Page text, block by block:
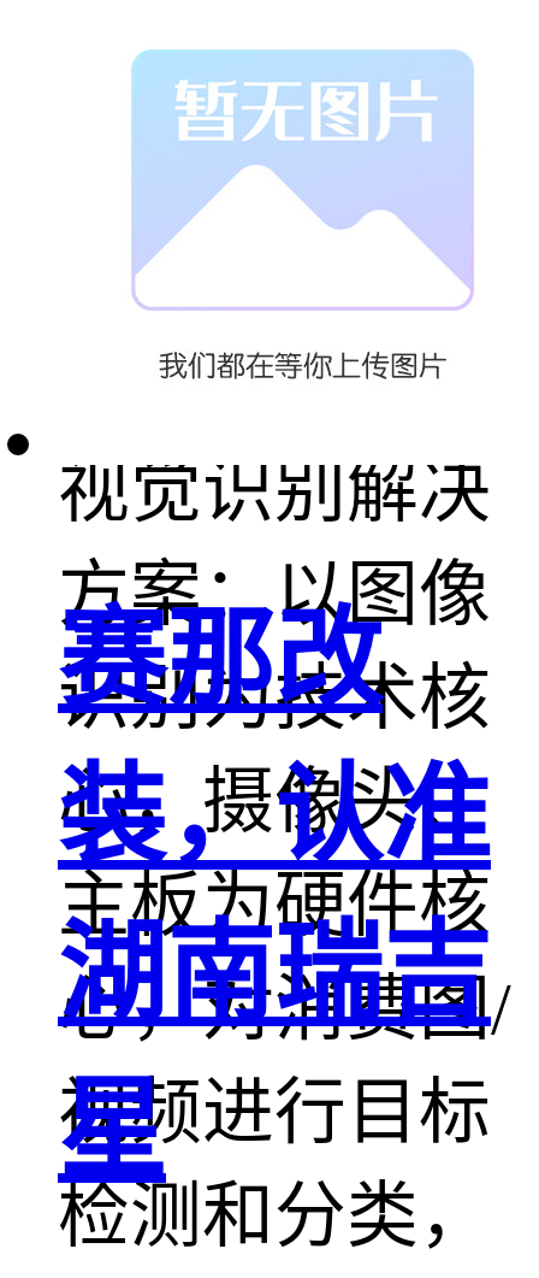
本和商品成
本，识别准确
率大概是
95~98%。
视觉识别解决
方案：以图像
识别为技术核
心，摄像头、
主板为硬件核
心，对消费图/
视频进行目标
检测和分类，
赛那改
装，认准
湖南瑞吉
星